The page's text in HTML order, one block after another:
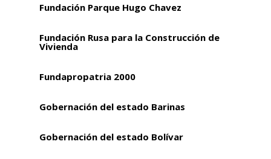
Fundación Parque Hugo Chavez
Fundación Rusa para la Construcción de
Vivienda
Fundapropatria 2000
Gobernación del estado Barinas
Gobernación del estado Bolívar